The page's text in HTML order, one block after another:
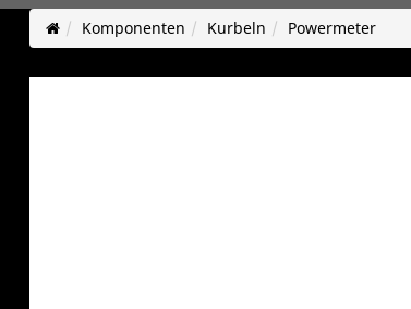
Komponenten
Kurbeln Powermeter